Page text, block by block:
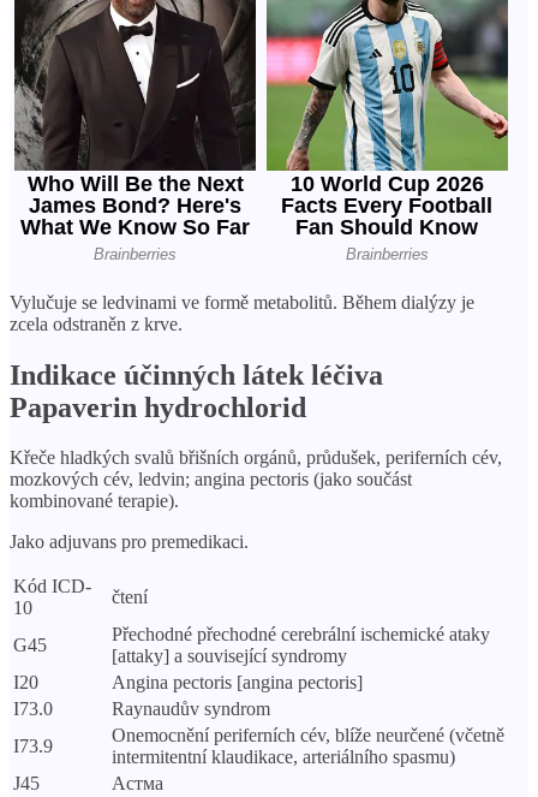
Vylučuje se ledvinami ve formě metabolitů. Během dialýzy je
zcela odstraněn z krve.
Indikace účinných látek léčiva
Papaverin hydrochlorid
Křeče hladkých svalů břišních orgánů, průdušek, periferních cév,
mozkových cév, ledvin; angina pectoris (jako součást
kombinované terapie).
Jako adjuvans pro premedikaci.
Kód ICD-
10
čtení
G45
Přechodné přechodné cerebrální ischemické ataky
[attaky] a související syndromy
I20
Angina pectoris [angina pectoris]
I73.0
Raynaudův syndrom
I73.9
Onemocnění periferních cév, blíže neurčené (včetně
intermitentní klaudikace, arteriálního spasmu)
J45
Астма